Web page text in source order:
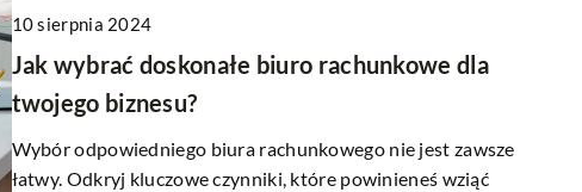
10 sierpnia 2024
Jak wybrać doskonałe biuro rachunkowe dla
twojego biznesu?
Wybór odpowiedniego biura rachunkowego nie jest zawsze
łatwy. Odkryj kluczowe czynniki, które powinieneś wziąć
przemysłowych w
artykuł analizuje
usprawniają
operacji
klientów. Sprawdź naszą analizę najnowszych
trendów i dowiedz się jak sprawdzić